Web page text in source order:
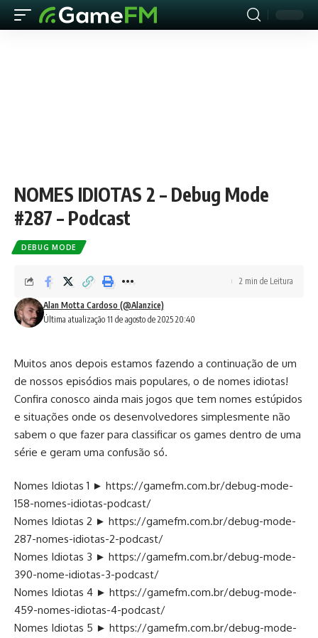
NOMES IDIOTAS 2 – Debug Mode
#287 – Podcast
DEBUG MODE
Última atualização 11 de agosto de 2025 20:40
Alan Motta Cardoso (@Alanzice)
2 min de Leitura
Muitos anos depois estamos fazendo a continuação de um
de nossos episódios mais populares, o de nomes idiotas!
Confira conosco ainda mais jogos que tem nomes estúpidos
e situações onde os desenvolvedores simplesmente não
sabem o que fazer para classificar os games dentro de uma
série e geram uma confusão só.
Nomes Idiotas 1 ► https://gamefm.com.br/debug-mode-
158-nomes-idiotas-podcast/
Nomes Idiotas 2 ► https://gamefm.com.br/debug-mode-
287-nomes-idiotas-2-podcast/
Nomes Idiotas 3 ► https://gamefm.com.br/debug-mode-
390-nome-idiotas-3-podcast/
Nomes Idiotas 4 ► https://gamefm.com.br/debug-mode-
459-nomes-idiotas-4-podcast/
Nomes Idiotas 5 ► https://gamefm.com.br/debug-mode-